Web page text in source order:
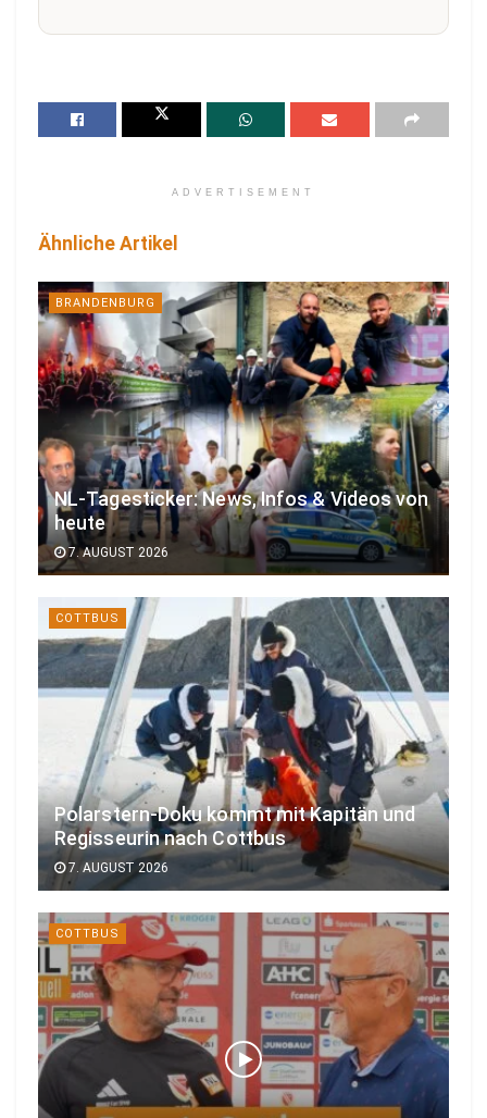
ADVERTISEMENT
Ähnliche Artikel
BRANDENBURG
NL-Tagesticker: News, Infos & Videos von
heute
7. AUGUST 2026
COTTBUS
Polarstern-Doku kommt mit Kapitän und
Regisseurin nach Cottbus
7. AUGUST 2026
COTTBUS